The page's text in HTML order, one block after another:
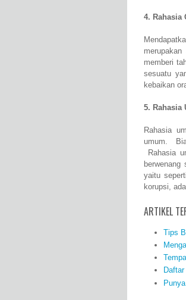
4. Rahasia
memberi
sesuatu
kebaikan
5. Rahasia
Rahasia
umum.
Rahasia
yaitu
korupsi,
ARTIKEL
Tips